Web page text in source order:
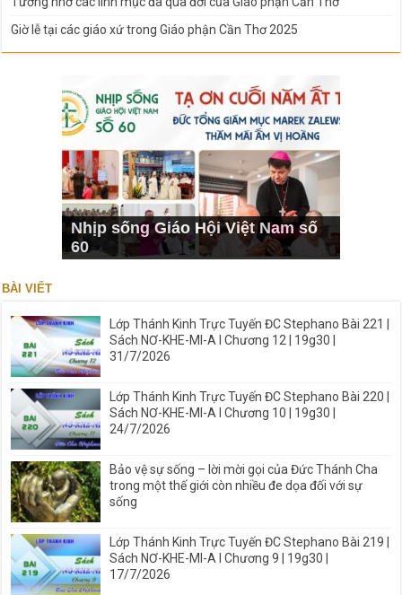
Giờ lễ tại các giáo xứ trong Giáo phận Cần Thơ 2025
Nhịp sống Giáo Hội Việt Nam số
60
BÀI VIẾT
Lớp Thánh Kinh Trực Tuyến ĐC Stephano Bài 221 |
Sách NƠ-KHE-MI-A I Chương 12 | 19g30 |
31/7/2026
Lớp Thánh Kinh Trực Tuyến ĐC Stephano Bài 220 |
Sách NƠ-KHE-MI-A I Chương 10 | 19g30 |
24/7/2026
Bảo vệ sự sống – lời mời gọi của Đức Thánh Cha
trong một thế giới còn nhiều đe dọa đối với sự
sống
Lớp Thánh Kinh Trực Tuyến ĐC Stephano Bài 219 |
Sách NƠ-KHE-MI-A I Chương 9 | 19g30 |
17/7/2026